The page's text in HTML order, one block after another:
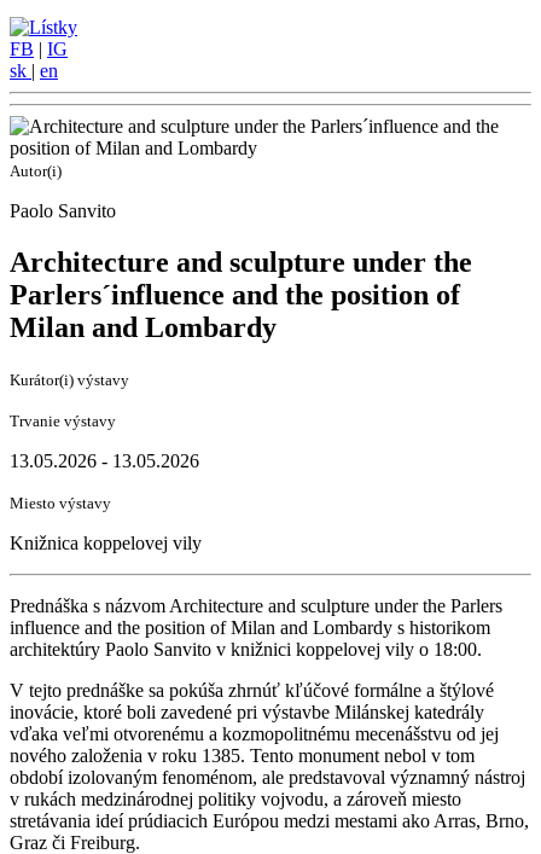
FB | IG
sk | en
Autor(i)
Paolo Sanvito
Architecture and sculpture under the
Parlers´influence and the position of
Milan and Lombardy
Kurátor(i) výstavy
Trvanie výstavy
13.05.2026 - 13.05.2026
Miesto výstavy
Knižnica koppelovej vily
Prednáška s názvom Architecture and sculpture under the Parlers
influence and the position of Milan and Lombardy s historikom
architektúry Paolo Sanvito v knižnici koppelovej vily o 18:00.
V tejto prednáške sa pokúša zhrnúť kľúčové formálne a štýlové
inovácie, ktoré boli zavedené pri výstavbe Milánskej katedrály
vďaka veľmi otvorenému a kozmopolitnému mecenášstvu od jej
nového založenia v roku 1385. Tento monument nebol v tom
období izolovaným fenoménom, ale predstavoval významný nástroj
v rukách medzinárodnej politiky vojvodu, a zároveň miesto
stretávania ideí prúdiacich Európou medzi mestami ako Arras, Brno,
Graz či Freiburg.